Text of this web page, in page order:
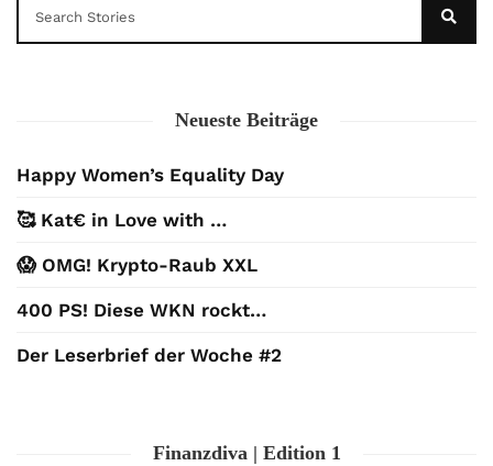
Neueste Beiträge
Happy Women’s Equality Day
🥰 Kat€ in Love with …
😱 OMG! Krypto-Raub XXL
400 PS! Diese WKN rockt…
Der Leserbrief der Woche #2
Finanzdiva | Edition 1